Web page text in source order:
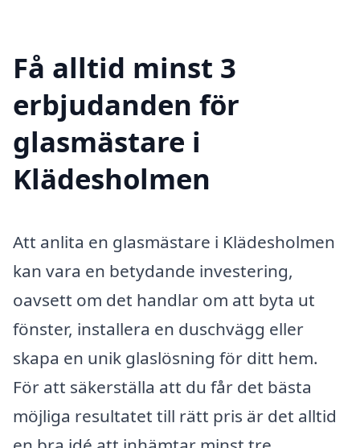
Få alltid minst 3
erbjudanden för
glasmästare i
Klädesholmen
Att anlita en glasmästare i Klädesholmen
kan vara en betydande investering,
oavsett om det handlar om att byta ut
fönster, installera en duschvägg eller
skapa en unik glaslösning för ditt hem.
För att säkerställa att du får det bästa
möjliga resultatet till rätt pris är det alltid